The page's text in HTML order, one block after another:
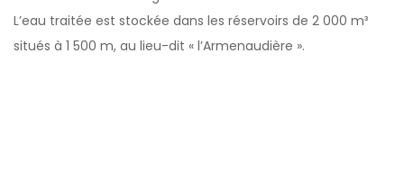
L’eau traitée est stockée dans les réservoirs de 2 000 m³
situés à 1 500 m, au lieu-dit « l’Armenaudière ».